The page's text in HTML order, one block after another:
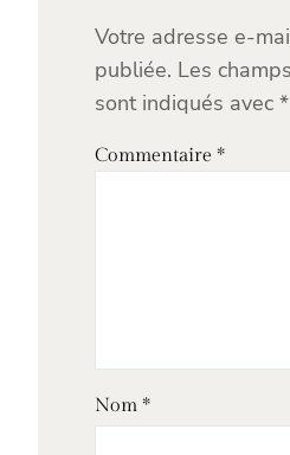
Votre adresse e-
publiée. Les
sont indiqués avec *
Commentaire *
Nom *